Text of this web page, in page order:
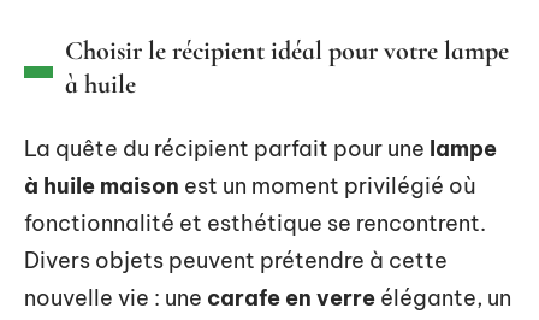
Choisir le récipient idéal pour votre lampe
à huile
La quête du récipient parfait pour une lampe
à huile maison est un moment privilégié où
fonctionnalité et esthétique se rencontrent.
Divers objets peuvent prétendre à cette
nouvelle vie : une carafe en verre élégante, un